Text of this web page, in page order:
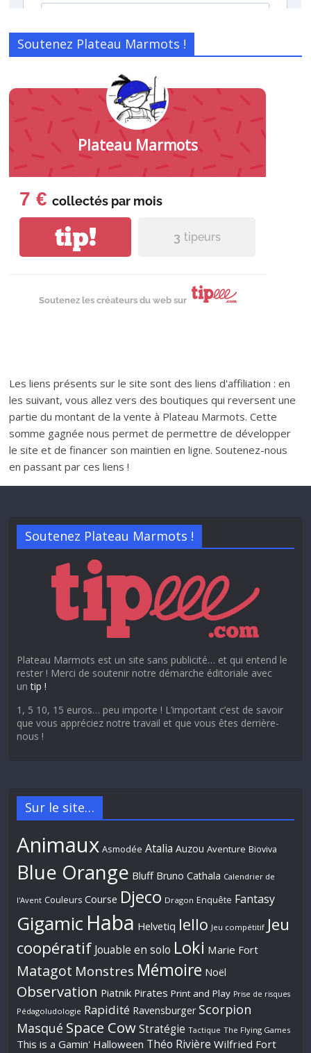
Soutenez Plateau Marmots !
Plateau Marmots
7 € collectés par mois
tip! 3 tipeurs
Soutenez les créateurs du web sur
Les liens présents sur le site sont des liens d'affiliation : en
les suivant, vous allez vers des boutiques qui reversent une
partie du montant de la vente à Plateau Marmots. Cette
somme gagnée nous permet de permettre de développer
le site et de financer son maintien en ligne. Soutenez-nous
en passant par ces liens !
Soutenez Plateau Marmots !
Plateau Marmots est un site sans publicité… et qui entend le
rester ! Merci de soutenir notre démarche éditoriale avec
untip !
1, 5 10, 15 euros… peu importe ! L’important c’est de savoir
que vous appréciez notre travail et que vous êtes derrière-
nous !
Sur le site…
Animaux Asmodée Atalia Auzou Aventure Bioviva
Blue Orange Bluff Bruno Cathala Calendrier de
l'Avent Couleurs Course Djeco Dragon Enquête Fantasy
Gigamic Haba Helvetiq Iello Jeu compétitif Jeu
coopératif Jouable en solo Loki Marie Fort
Matagot Monstres Mémoire Noël
Observation Piatnik Pirates Print and Play Prise de risques
Pédagoludologie Rapidité Ravensburger Scorpion
Masqué Space Cow Stratégie Tactique The Flying Games
This is a Gamin' Halloween Théo Rivière Wilfried Fort